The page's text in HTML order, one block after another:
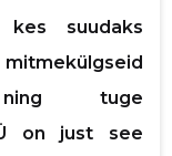
kes suudaks
ning tuge
on just see